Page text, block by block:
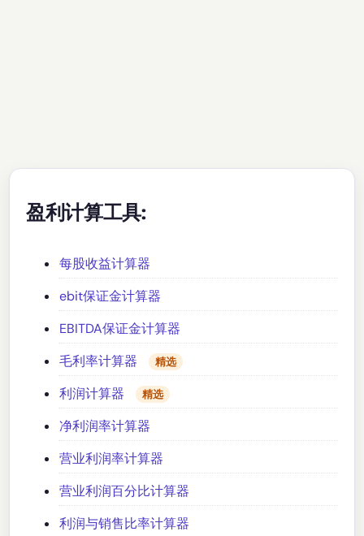
盈利计算工具:
每股收益计算器
ebit保证金计算器
EBITDA保证金计算器
毛利率计算器
精选
利润计算器 精选
净利润率计算器
营业利润率计算器
营业利润百分比计算器
利润与销售比率计算器